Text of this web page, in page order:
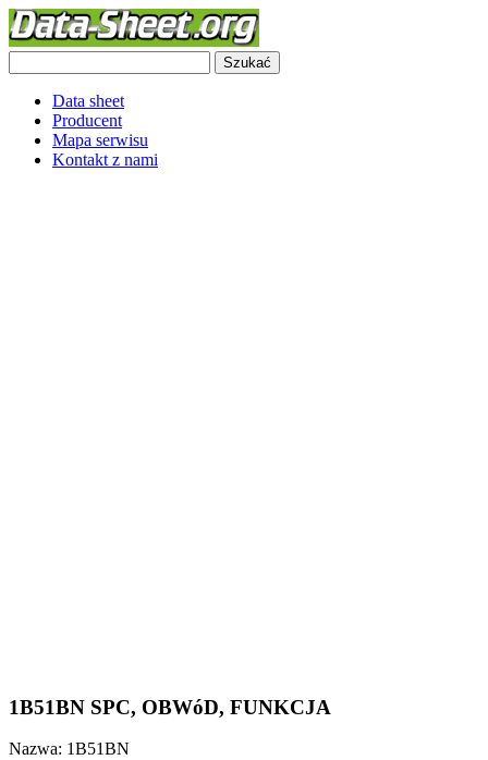
Data sheet
Producent
Mapa serwisu
Kontakt z nami
1B51BN SPC, OBWóD, FUNKCJA
Nazwa: 1B51BN